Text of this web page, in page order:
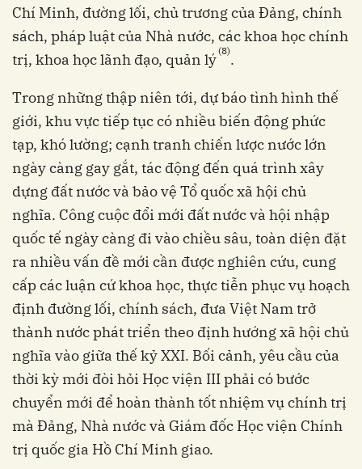
Chí Minh, đường lối, chủ trương của Đảng, chính
sách, pháp luật của Nhà nước, các khoa học chính
trị, khoa học lãnh đạo, quản lý(8).
Trong những thập niên tới, dự báo tình hình thế
giới, khu vực tiếp tục có nhiều biến động phức
tạp, khó lường; cạnh tranh chiến lược nước lớn
ngày càng gay gắt, tác động đến quá trình xây
dựng đất nước và bảo vệ Tổ quốc xã hội chủ
nghĩa. Công cuộc đổi mới đất nước và hội nhập
quốc tế ngày càng đi vào chiều sâu, toàn diện đặt
ra nhiều vấn đề mới cần được nghiên cứu, cung
cấp các luận cứ khoa học, thực tiễn phục vụ hoạch
định đường lối, chính sách, đưa Việt Nam trở
thành nước phát triển theo định hướng xã hội chủ
nghĩa vào giữa thế kỷ XXI. Bối cảnh, yêu cầu của
thời kỳ mới đòi hỏi Học viện III phải có bước
chuyển mới để hoàn thành tốt nhiệm vụ chính trị
mà Đảng, Nhà nước và Giám đốc Học viện Chính
trị quốc gia Hồ Chí Minh giao.